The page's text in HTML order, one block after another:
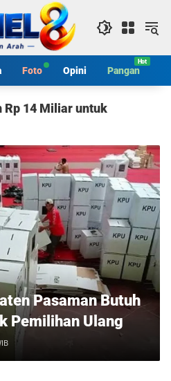
Foto Opini Pangan
Rp 14 Miliar untuk
Pasaman Butuh
Pemilihan Ulang